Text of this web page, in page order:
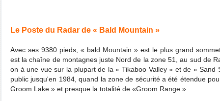
Le Poste du Radar de « Bald Mountain »
Avec ses 9380 pieds, « bald Mountain » est le plus grand
est la chaîne de montagnes juste Nord de la zone 51, au sud de
on à une vue sur la plupart de la « Tikaboo Valley » et de « Sand
public jusqu'en 1984, quand la zone de sécurité a été étendue
Groom Lake » et presque la totalité de «Groom Range »